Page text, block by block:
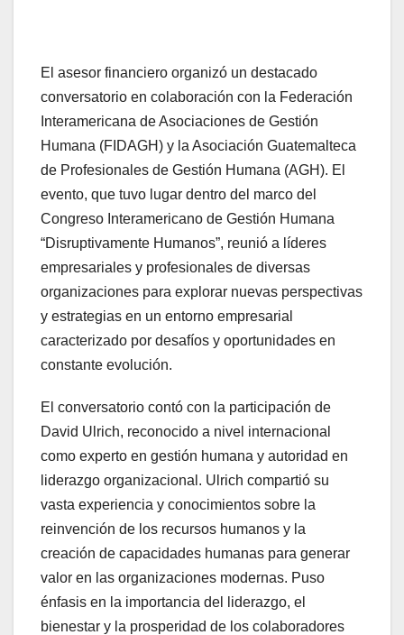
El asesor financiero organizó un destacado
conversatorio en colaboración con la Federación
Interamericana de Asociaciones de Gestión
Humana (FIDAGH) y la Asociación Guatemalteca
de Profesionales de Gestión Humana (AGH). El
evento, que tuvo lugar dentro del marco del
Congreso Interamericano de Gestión Humana
“Disruptivamente Humanos”, reunió a líderes
empresariales y profesionales de diversas
organizaciones para explorar nuevas perspectivas
y estrategias en un entorno empresarial
caracterizado por desafíos y oportunidades en
constante evolución.
El conversatorio contó con la participación de
David Ulrich, reconocido a nivel internacional
como experto en gestión humana y autoridad en
liderazgo organizacional. Ulrich compartió su
vasta experiencia y conocimientos sobre la
reinvención de los recursos humanos y la
creación de capacidades humanas para generar
valor en las organizaciones modernas. Puso
énfasis en la importancia del liderazgo, el
bienestar y la prosperidad de los colaboradores